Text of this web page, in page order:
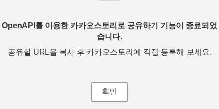
OpenAPI를 이용한 카카오스토리로 공유하기 기능이 종료되었
습니다.
공유할 URL을 복사 후 카카오스토리에 직접 등록해 보세요.
확인